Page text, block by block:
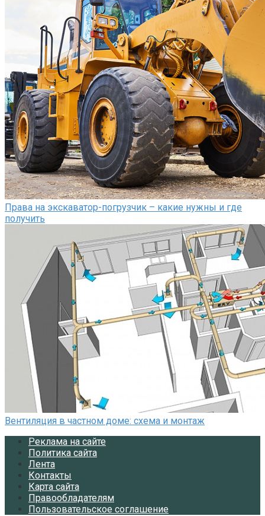
Права на экскаватор-погрузчик – какие нужны и где
получить
Вентиляция в частном доме: схема и монтаж
Реклама на сайте
Политика сайта
Лента
Контакты
Карта сайта
Правообладателям
Пользовательское соглашение